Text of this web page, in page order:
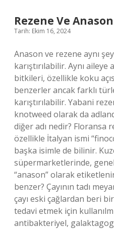
Rezene Ve
Tarih: Ekim 16, 2024
Anason ve rezene aynı
karıştırılabilir. Aynı
bitkileri, özellikle koku
benzerler ancak farklı
karıştırılabilir. Yabani
knotweed olarak da
diğer adı nedir? Floransa
özellikle İtalyan ismi
başka isimle de bilinir.
süpermarketlerinde,
“anason” olarak
benzer? Çayının tadı
çayı eski çağlardan beri
tedavi etmek için
antibakteriyel,